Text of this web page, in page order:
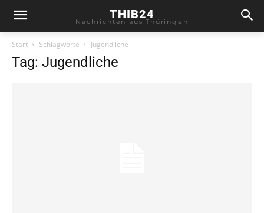
THIB24
Nachrichten aus Thüringen
Start Schlagworte Jugendliche
Tag: Jugendliche